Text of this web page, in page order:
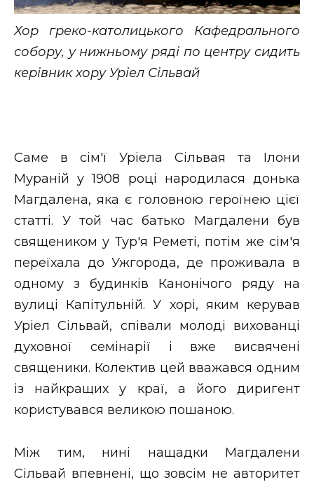
Хор греко-католицького Кафедрального
собору, у нижньому ряді по центру сидить
керівник хору Уріел Сільвай
Саме в сім'ї Уріела Сільвая та Ілони
Мураній у 1908 році народилася донька
Магдалена, яка є головною героїнею цієї
статті. У той час батько Магдалени був
священиком у Тур'я Реметі, потім же сім'я
переїхала до Ужгорода, де проживала в
одному з будинків Канонічого ряду на
вулиці Капітульній. У хорі, яким керував
Уріел Сільвай, співали молоді вихованці
духовної семінарії і вже висвячені
священики. Колектив цей вважався одним
із найкращих у краї, а його диригент
користувався великою пошаною.
Між тим, нині нащадки Магдалени
Сільвай впевнені, що зовсім не авторитет